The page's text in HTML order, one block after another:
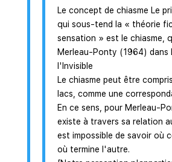
Le concept de chiasme Le
qui sous-tend la « théorie
sensation » est le chiasme,
Merleau-Ponty (1964) dans
l'Invisible
Le chiasme peut être
lacs, comme une
En ce sens, pour Merleau-
existe à travers sa relation
est impossible de savoir où
où termine l'autre.